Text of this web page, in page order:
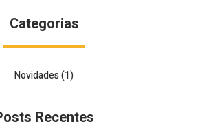
Categorias
Novidades(1)
Recentes